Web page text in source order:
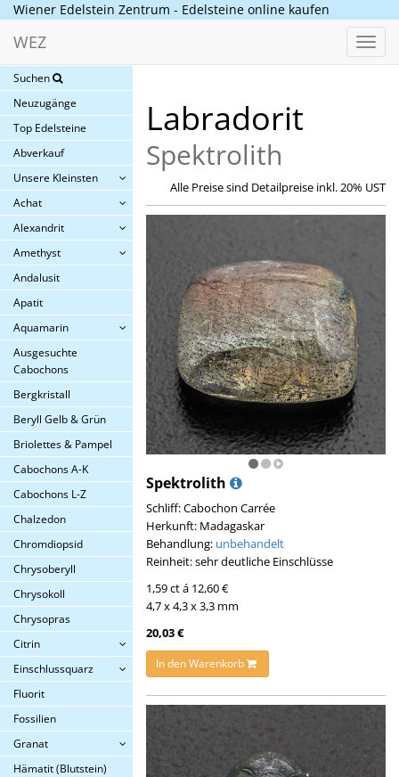
Wiener Edelstein Zentrum - Edelsteine online kaufen
WEZ
Suchen
Neuzugänge
Top Edelsteine
Abverkauf
Unsere Kleinsten
Achat
Alexandrit
Amethyst
Andalusit
Apatit
Aquamarin
Ausgesuchte
Cabochons
Bergkristall
Beryll Gelb & Grün
Briolettes & Pampel
Cabochons A-K
Cabochons L-Z
Chalzedon
Chromdiopsid
Chrysoberyll
Chrysokoll
Chrysopras
Citrin
Einschlussquarz
Fluorit
Fossilien
Granat
Hämatit (Blutstein)
Labradorit
Spektrolith
Alle Preise sind Detailpreise inkl. 20% UST
Spektrolith
Schliff: Cabochon Carrée
Herkunft: Madagaskar
Behandlung: unbehandelt
Reinheit: sehr deutliche Einschlüsse
1,59 ct á 12,60 €
4,7 x 4,3 x 3,3 mm
20,03 €
In den Warenkorb